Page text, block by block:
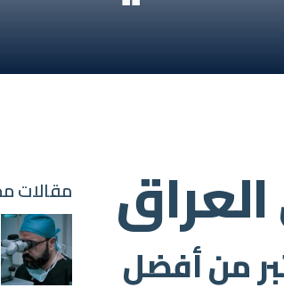
من أفضل
مقالات